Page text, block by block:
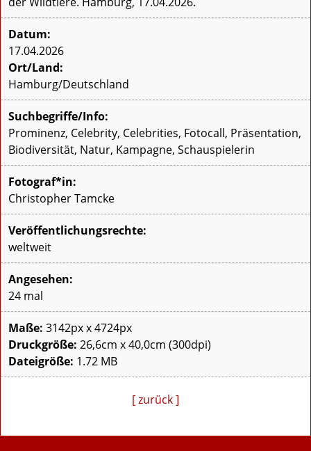
Datum:
17.04.2026
Ort/Land:
Hamburg/Deutschland
Suchbegriffe/Info:
Prominenz, Celebrity, Celebrities, Fotocall, Präsentation,
Biodiversität, Natur, Kampagne, Schauspielerin
Fotograf*in:
Christopher Tamcke
Veröffentlichungsrechte:
weltweit
Angesehen:
24 mal
Maße: 3142px x 4724px
Druckgröße: 26,6cm x 40,0cm (300dpi)
Dateigröße: 1.72 MB
[ zurück ]